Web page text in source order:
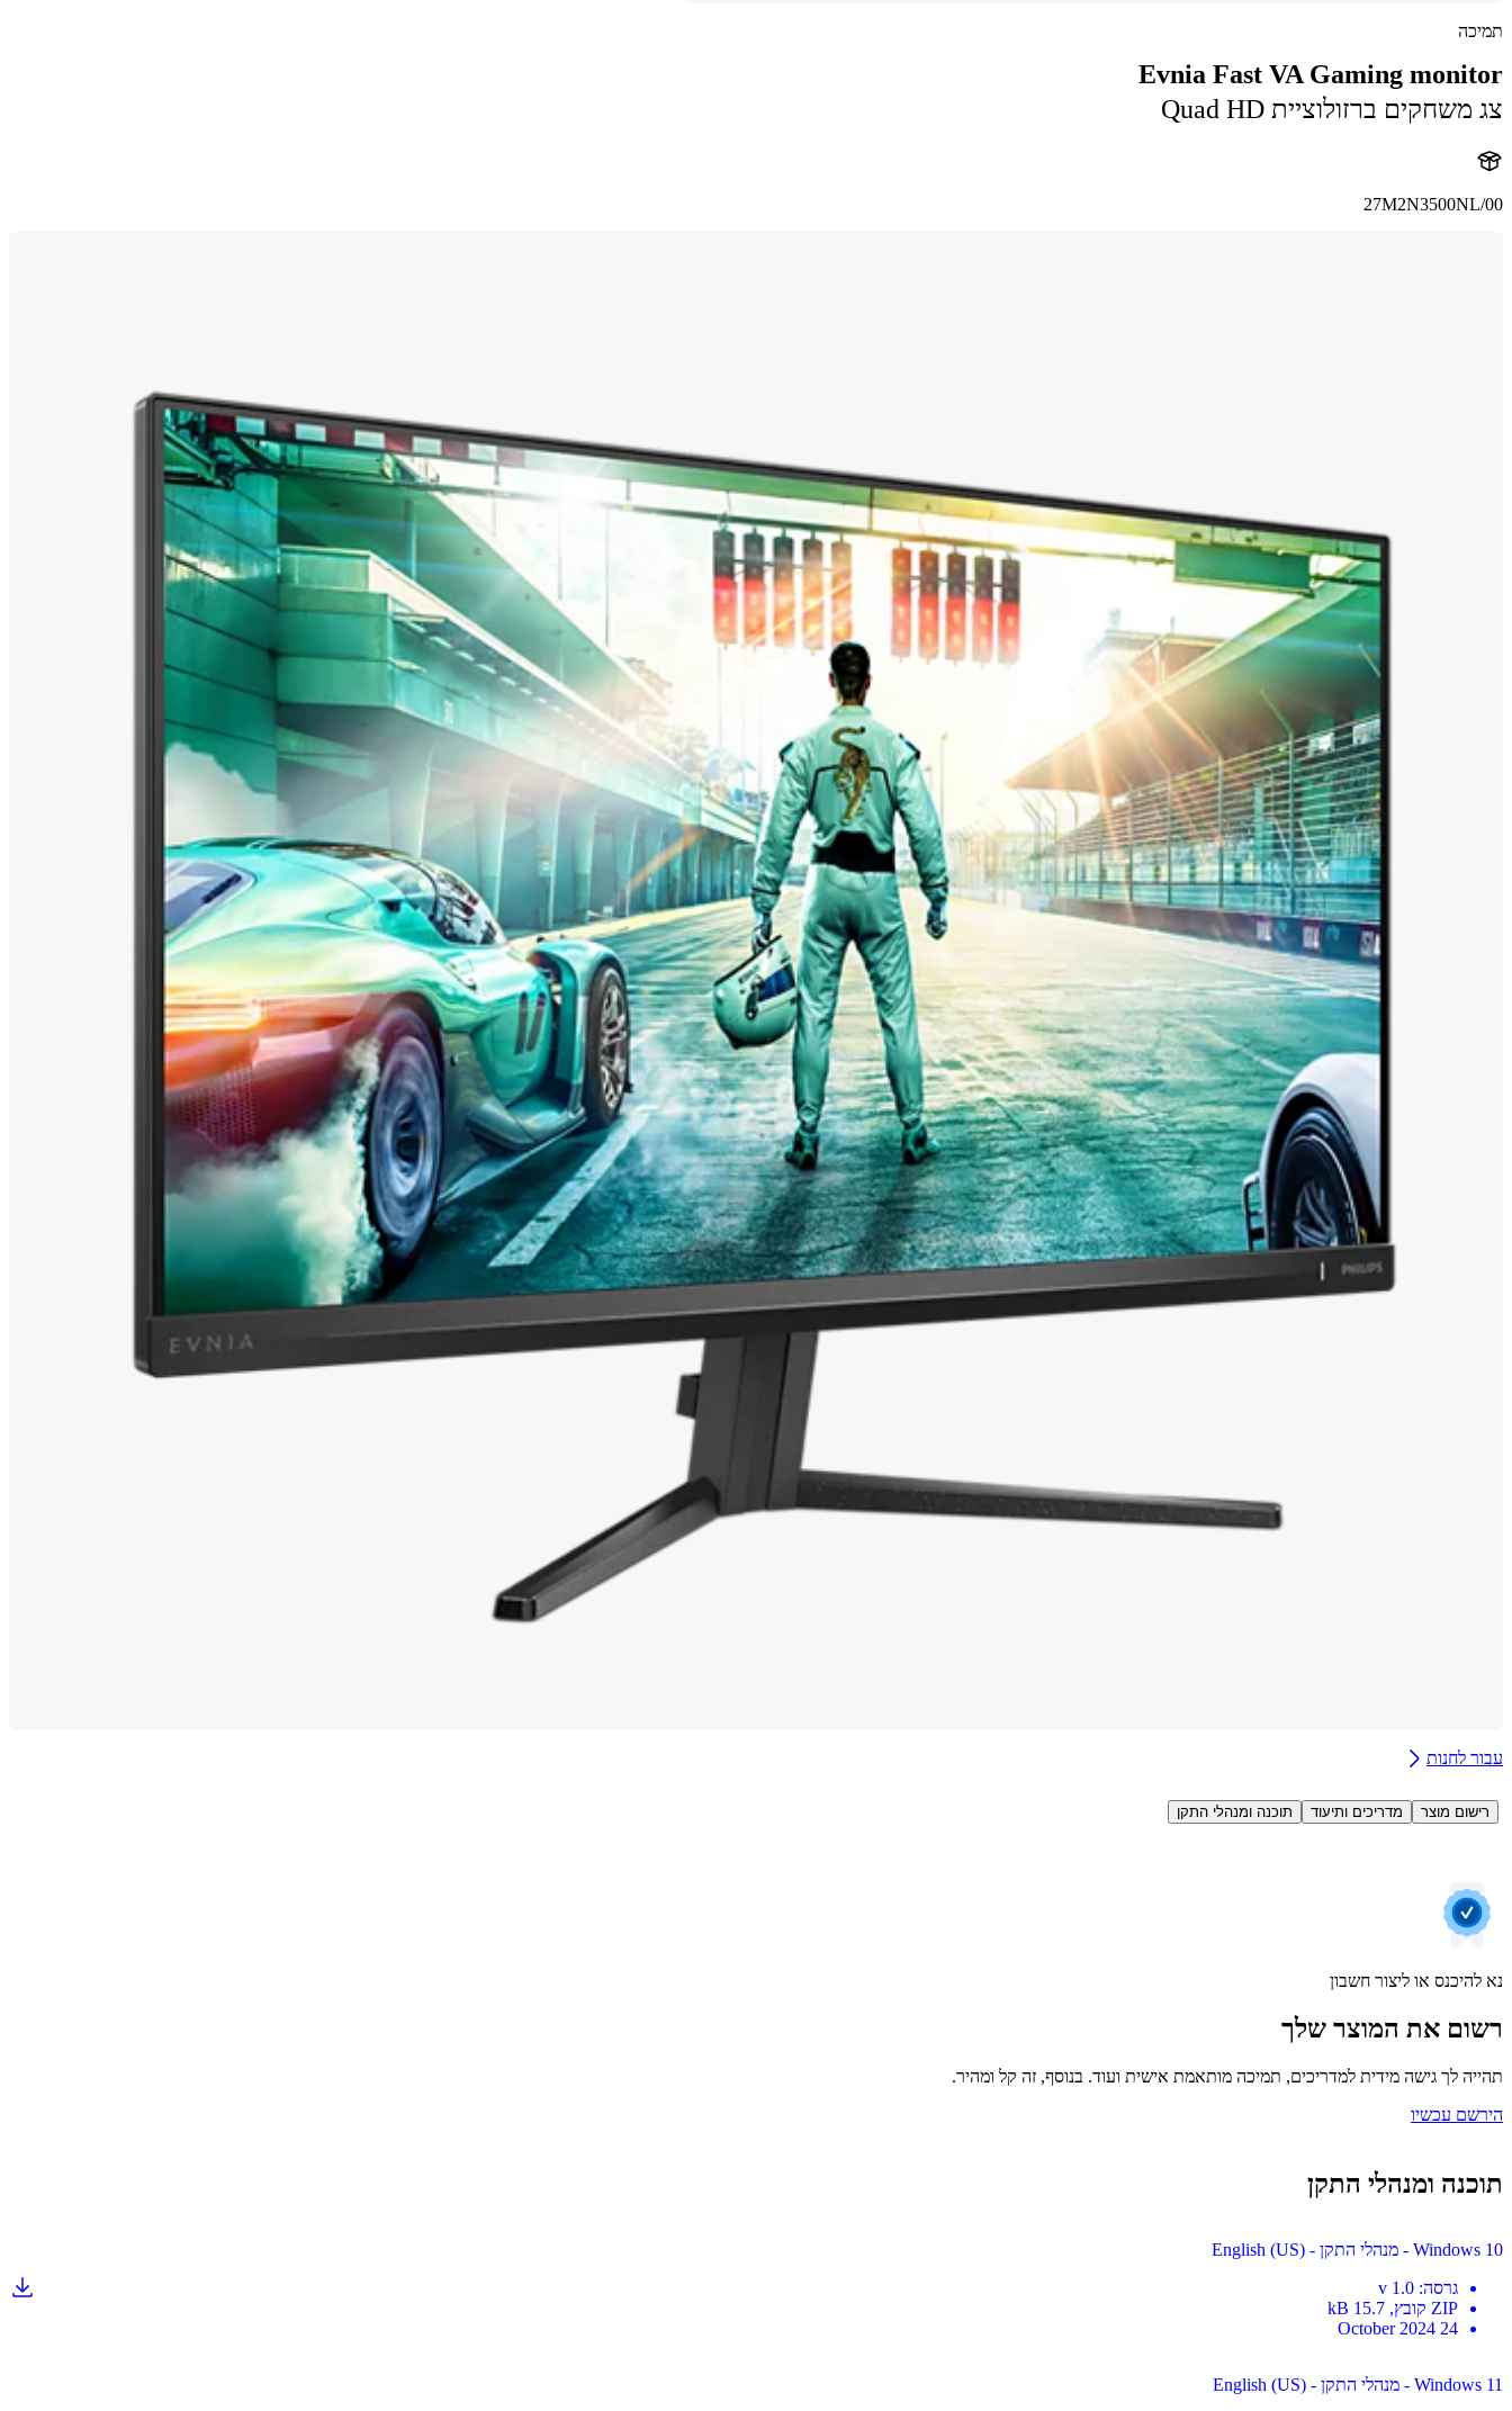
תמיכה
Evnia Fast VA Gaming monitor
צג משחקים ברזולוציית Quad HD
27M2N3500NL/00
עבור לחנות
רישום מוצר מדריכים ותיעוד תוכנה ומנהלי התקן
נא להיכנס או ליצור חשבון
רשום את המוצר שלך
תהייה לך גישה מידית למדריכים, תמיכה מותאמת אישית ועוד. בנוסף, זה קל ומהיר.
הירשם עכשיו
תוכנה ומנהלי התקן
Windows 10 - מנהלי התקן - English (US)
גרסה:
v 1.0
ZIP קובץ, 15.7 kB
24 October 2024
Windows 11 - מנהלי התקן - English (US)